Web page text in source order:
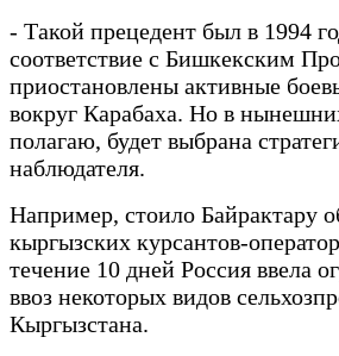
- Такой прецедент был в 1994
соответствие с Бишкекским
приостановлены активные
вокруг Карабаха. Но в
полагаю, будет выбрана
наблюдателя.
Например, стоило Байрактару
кыргызских курсантов-
течение 10 дней Россия ввела
ввоз некоторых видов
Кыргызстана.